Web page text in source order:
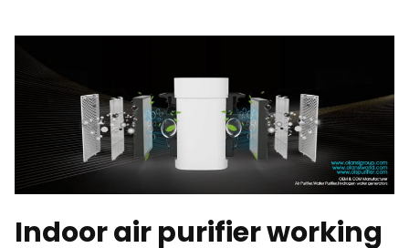
Indoor air purifier working